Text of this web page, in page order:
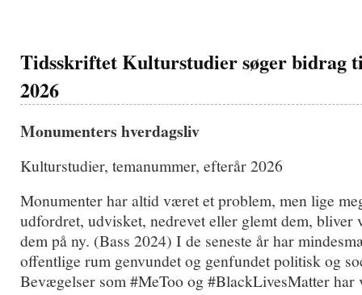
Tidsskriftet Kulturstudier søger bidrag
2026
Monumenters hverdagsliv
Kulturstudier, temanummer, efterår 2026
Monumenter har altid været et problem, men lige
udfordret, udvisket, nedrevet eller glemt dem, bliver
dem på ny. (Bass 2024) I de seneste år har
offentlige rum genvundet og genfundet politisk og
Bevægelser som #MeToo og #BlackLivesMatter